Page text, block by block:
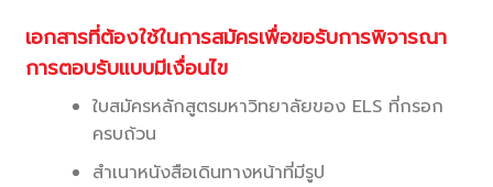
เอกสารที่ต้องใช้ในการสมัครเพื่อขอรับการพิจารณา
การตอบรับแบบมีเงื่อนไข
ใบสมัครหลักสูตรมหาวิทยาลัยของ ELS ที่กรอก
ครบถ้วน
สำเนาหนังสือเดินทางหน้าที่มีรูป